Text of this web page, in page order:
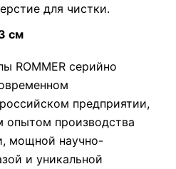
для чистки.
см
ROMMER серийно
предприятии,
производства
мощной научно-
и уникальной